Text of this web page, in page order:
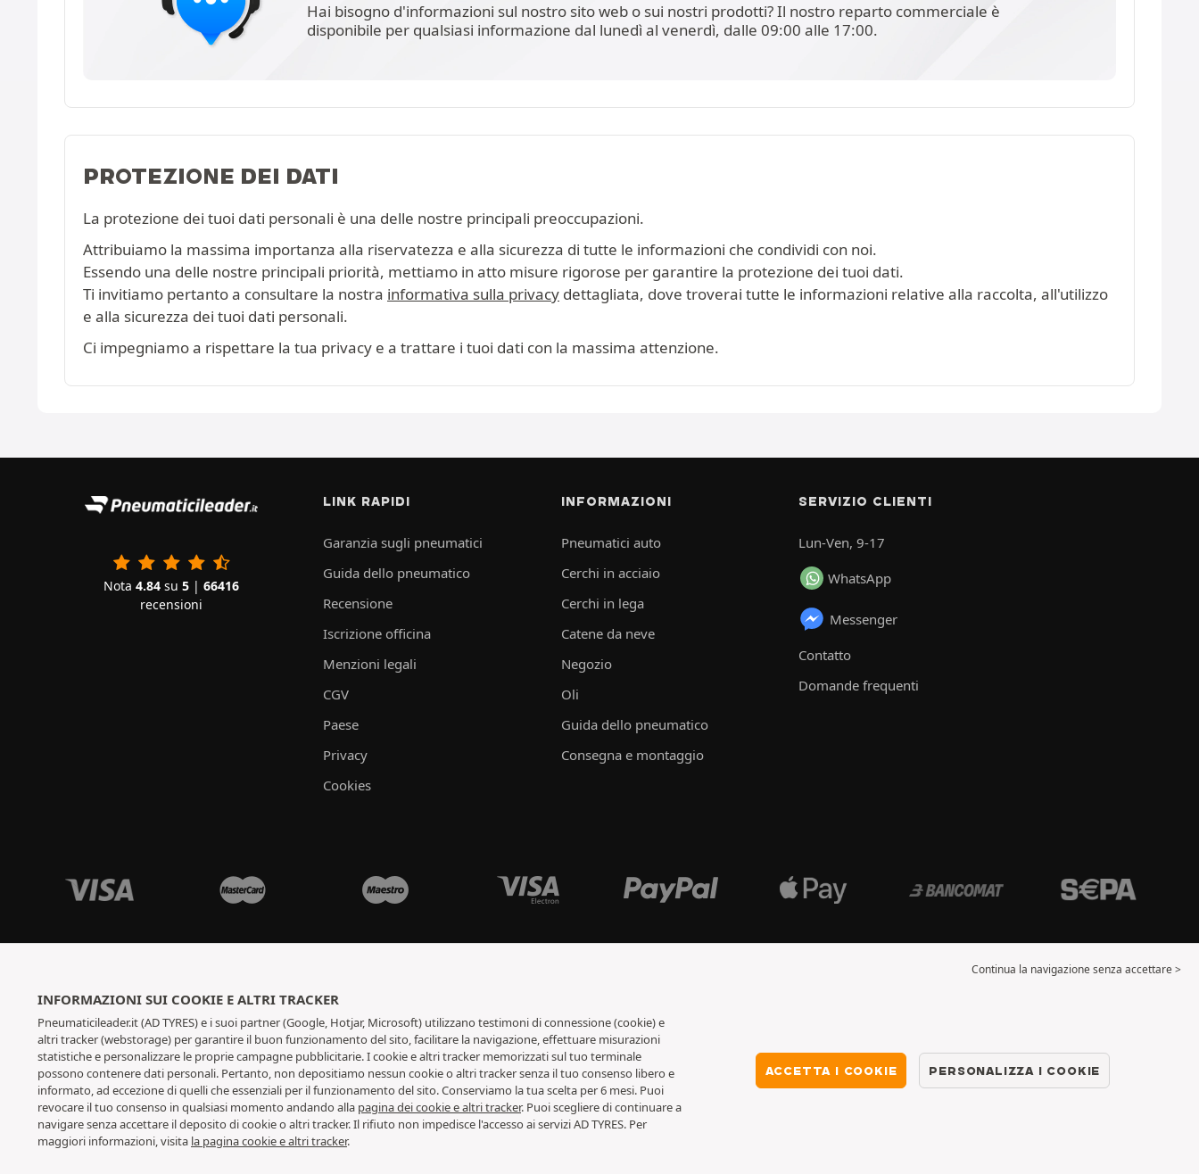
Hai bisogno d'informazioni sul nostro sito web o sui nostri prodotti? Il nostro reparto commerciale è
disponibile per qualsiasi informazione dal lunedì al venerdì, dalle 09:00 alle 17:00.
PROTEZIONE DEI DATI
La protezione dei tuoi dati personali è una delle nostre principali preoccupazioni.
Attribuiamo la massima importanza alla riservatezza e alla sicurezza di tutte le informazioni che condividi con noi.
Essendo una delle nostre principali priorità, mettiamo in atto misure rigorose per garantire la protezione dei tuoi dati.
Ti invitiamo pertanto a consultare la nostra informativa sulla privacy dettagliata, dove troverai tutte le informazioni relative alla raccolta, all'utilizzo
e alla sicurezza dei tuoi dati personali.
Ci impegniamo a rispettare la tua privacy e a trattare i tuoi dati con la massima attenzione.
Nota 4.84 su 5 | 66416
recensioni
LINK RAPIDI
Garanzia sugli pneumatici
Guida dello pneumatico
Recensione
Iscrizione officina
Menzioni legali
CGV
Paese
Privacy
Cookies
INFORMAZIONI
Pneumatici auto
Cerchi in acciaio
Cerchi in lega
Catene da neve
Negozio
Oli
Guida dello pneumatico
Consegna e montaggio
SERVIZIO CLIENTI
Lun-Ven, 9-17
WhatsApp
Messenger
Contatto
Domande frequenti
Continua la navigazione senza accettare >
INFORMAZIONI SUI COOKIE E ALTRI TRACKER
Pneumaticileader.it (AD TYRES) e i suoi partner (Google, Hotjar, Microsoft) utilizzano testimoni di connessione (cookie) e
altri tracker (webstorage) per garantire il buon funzionamento del sito, facilitare la navigazione, effettuare misurazioni
statistiche e personalizzare le proprie campagne pubblicitarie. I cookie e altri tracker memorizzati sul tuo terminale
possono contenere dati personali. Pertanto, non depositiamo nessun cookie o altri tracker senza il tuo consenso libero e
informato, ad eccezione di quelli che essenziali per il funzionamento del sito. Conserviamo la tua scelta per 6 mesi. Puoi
revocare il tuo consenso in qualsiasi momento andando alla pagina dei cookie e altri tracker. Puoi scegliere di continuare a
navigare senza accettare il deposito di cookie o altri tracker. Il rifiuto non impedisce l'accesso ai servizi AD TYRES. Per
maggiori informazioni, visita la pagina cookie ealtri tracker.
ACCETTA I COOKIE PERSONALIZZA I COOKIE